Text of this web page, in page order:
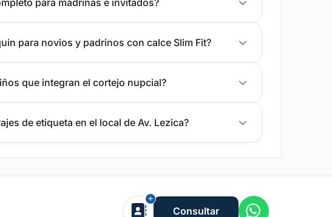
para novios y padrinos con calce Slim Fit?
que integran el cortejo nupcial?
de etiqueta en el local de Av. Lezica?
Consultar
Empresa Proveedores